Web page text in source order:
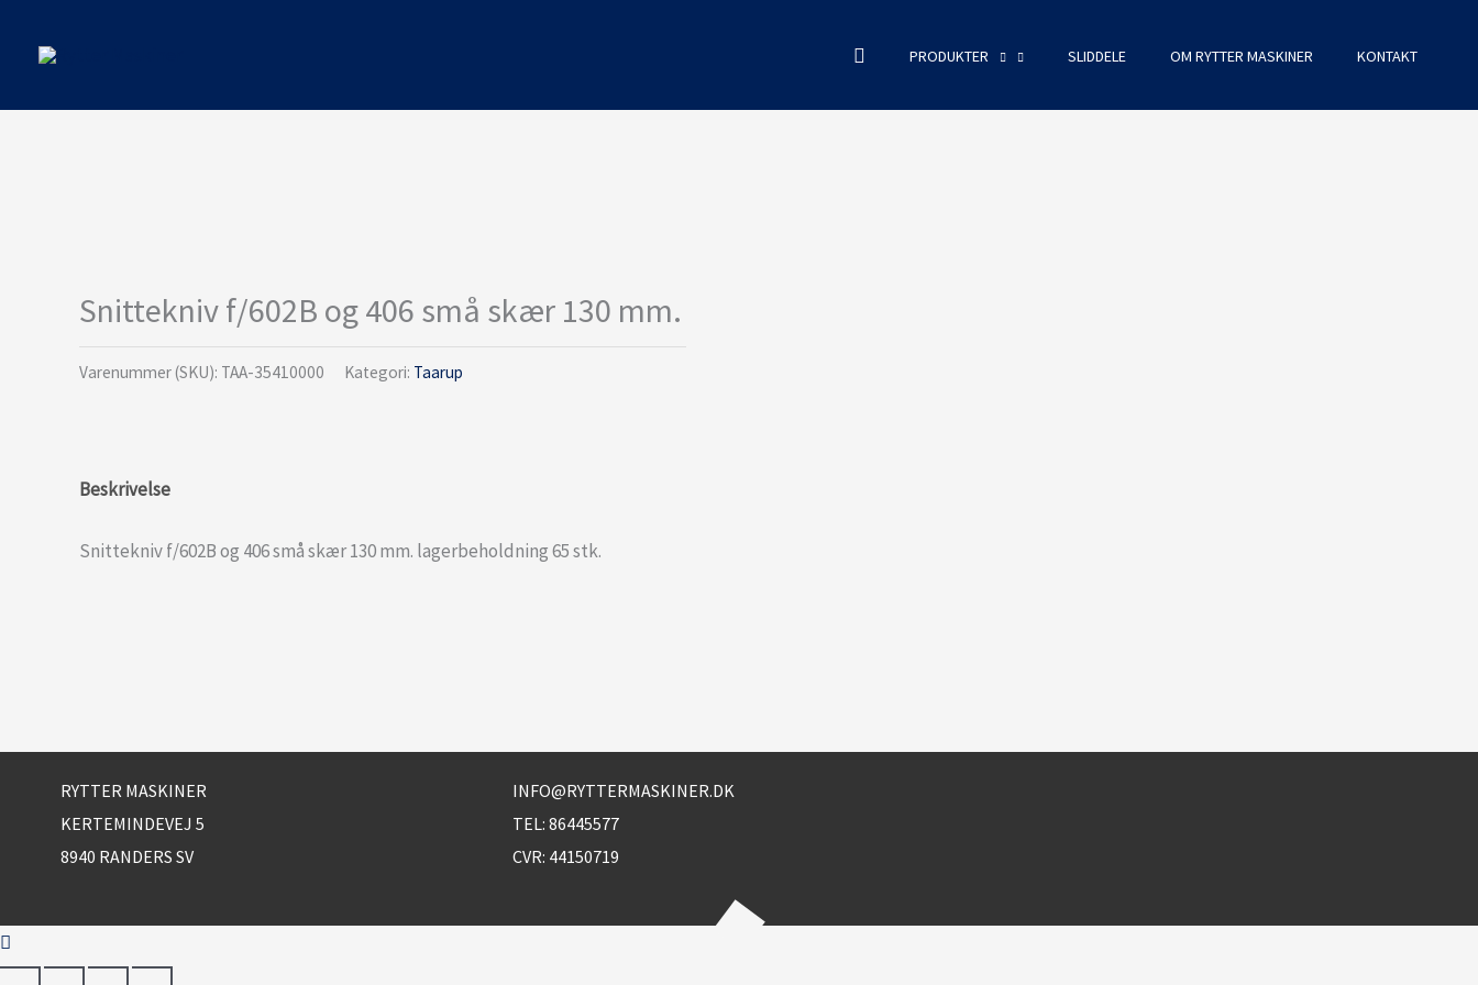
Søg PRODUKTER SLIDDELE OM RYTTER MASKINER KONTAKT
Snittekniv f/602B og 406 små skær 130 mm.
Varenummer (SKU): TAA-35410000 Kategori: Taarup
Beskrivelse
Snittekniv f/602B og 406 små skær 130 mm. lagerbeholdning 65 stk.
RYTTER MASKINER
KERTEMINDEVEJ 5
8940 RANDERS SV
INFO@RYTTERMASKINER.DK
TEL:86445577
CVR: 44150719